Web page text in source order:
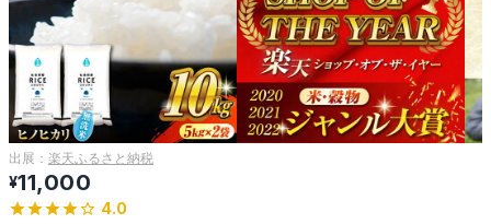
出展： 楽天ふるさと納税
¥11,000
4.0